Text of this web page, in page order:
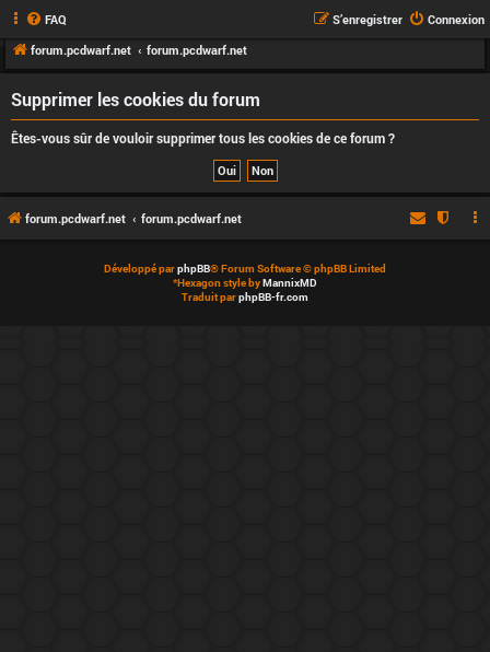
FAQ Connexion
S’enregistrer
forum.pcdwarf.net
forum.pcdwarf.net
Supprimer les cookies du forum
Êtes-vous sûr de vouloir supprimer tous les cookies de ce forum ?
forum.pcdwarf.net forum.pcdwarf.net
Développé parphpBB® Forum Software © phpBB Limited
*Hexagon style byMannixMD
Traduit parphpBB-fr.com